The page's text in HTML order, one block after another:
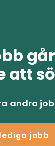
att
andra
jobb